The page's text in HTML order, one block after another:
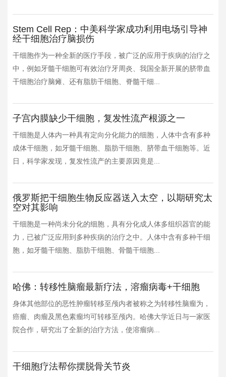
Stem Cell Rep：中美科学家成功利用电场引导神
经干细胞治疗脑损伤
干细胞作为一种全新的医疗手段，被广泛的应用于疾病的治疗之
中，例如牙髓干细胞可有效治疗牙周炎、我国全新开展的脐带血
干细胞治疗脑瘫、还有脂肪干细胞、脊髓干细...
子宫内膜缺少干细胞，复发性流产根源之一
干细胞是人体内一种具有定向分化能力的细胞，人体中含有多种
成体干细胞，如牙髓干细胞、脂肪干细胞、脐带血干细胞等。近
日，科学家发现，复发性流产的主要原因竟是...
俄罗斯把干细胞生物反应器送入太空，以期研究太
空对其影响
干细胞是一种尚未分化的细胞，具有分化成人体多组织器官的能
力，已被广泛应用到多种疾病的治疗之中。人体中含有多种干细
胞，如牙髓干细胞、脂肪干细胞、骨髓干细胞...
哈佛：转移性脑瘤最新疗法，溶瘤病毒+干细胞
身体其他部位的恶性肿瘤转移至颅内者被称之为转移性脑瘤为，
癌瘤、肉瘤及黑色素瘤均可转移至颅内。哈佛大学近日与一家医
院合作，研究出了全新的治疗方法，使溶瘤病...
干细胞疗法帮你摆脱骨关节炎